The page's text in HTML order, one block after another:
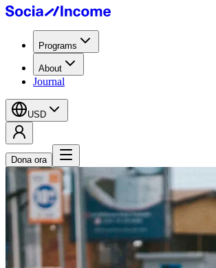
Programs
About
Journal
USD
Dona ora